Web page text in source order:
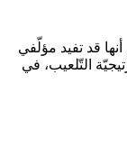
قد تفيد مؤلّفي
التّلعيب، في